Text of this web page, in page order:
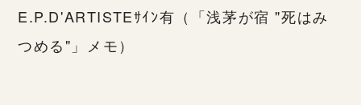
E.P.D'ARTISTEｻｲﾝ有（「浅茅が宿 "死はみ
つめる"」メモ）